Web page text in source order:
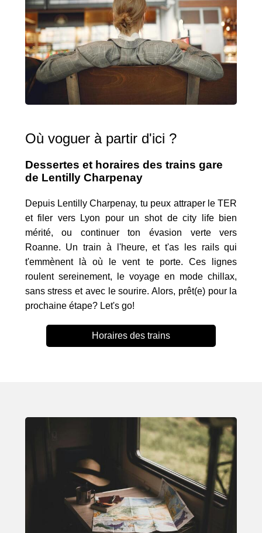
Où voguer à partir d'ici ?
Dessertes et horaires des trains gare
de Lentilly Charpenay
Depuis Lentilly Charpenay, tu peux attraper le TER
et filer vers Lyon pour un shot de city life bien
mérité, ou continuer ton évasion verte vers
Roanne. Un train à l'heure, et t'as les rails qui
t'emmènent là où le vent te porte. Ces lignes
roulent sereinement, le voyage en mode chillax,
sans stress et avec le sourire. Alors, prêt(e) pour la
prochaine étape? Let's go!
Horaires des trains